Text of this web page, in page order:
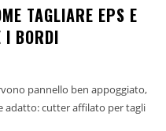
TAGLIARE EPS E
I BORDI
pannello ben appoggiato,
adatto: cutter affilato per tagli